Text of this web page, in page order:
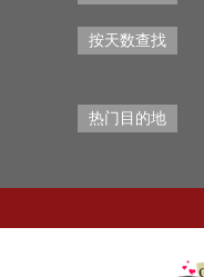
按天数查找
热门目的地